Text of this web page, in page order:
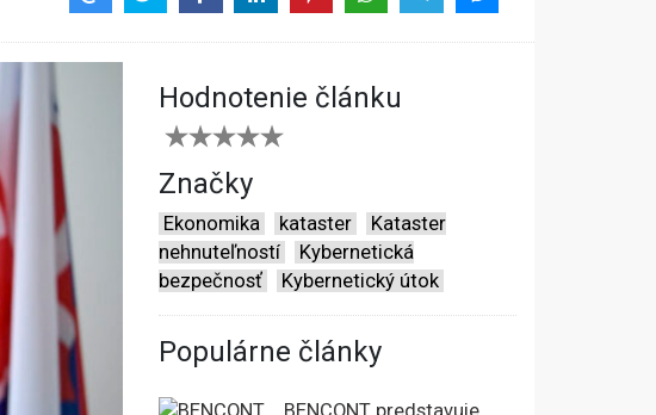
Hodnotenie článku
Značky
Ekonomika kataster
Kataster
nehnuteľností
Kybernetická
bezpečnosť
Kybernetický útok
Populárne články